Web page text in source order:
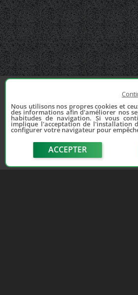
Nous utilisons nos propres cookies et
des informations afin d'améliorer nos
habitudes de navigation. Si vous
implique l'acceptation de l'installation
configurer votre navigateur pour
ACCEPTER